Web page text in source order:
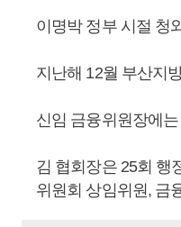
이명박 정부 시절 청
지난해 12월 부산지
신임 금융위원장에
김 협회장은 25회 행
위원회 상임위원, 금